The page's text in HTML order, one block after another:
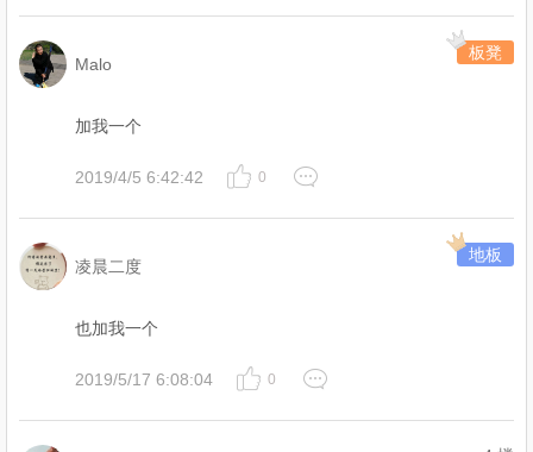
Malo
板凳
加我一个
2019/4/5 6:42:42 0
凌晨二度
地板
也加我一个
2019/5/17 6:08:04 0